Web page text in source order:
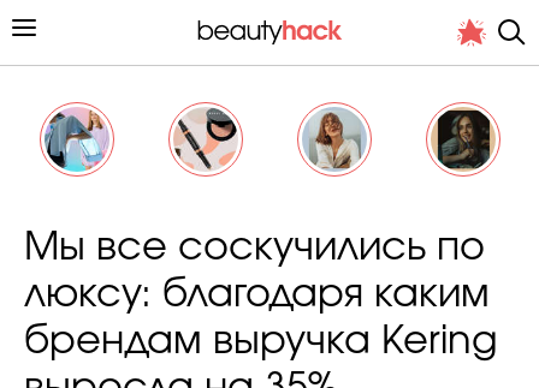
Личный опыт
Мы все соскучились по
люксу: благодаря каким
брендам выручка Kering